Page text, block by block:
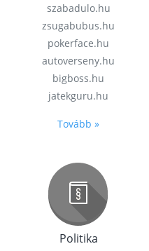
szabadulo.hu
zsugabubus.hu
pokerface.hu
autoverseny.hu
bigboss.hu
jatekguru.hu
Tovább »
Politika